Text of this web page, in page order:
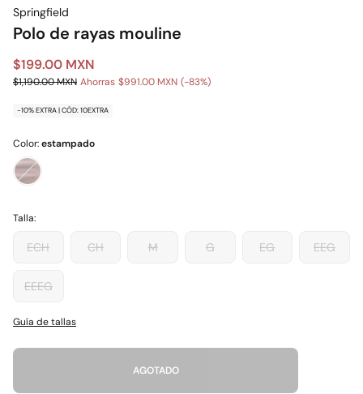
Springfield
Polo de rayas mouline
$199.00 MXN
$1,190.00 MXN Ahorras $991.00 MXN 83
-10% EXTRA | CÓD: 10EXTRA
Color:estampado
Talla:
ECH CH M G EG EEG
EEEG
Guía de tallas
AGOTADO